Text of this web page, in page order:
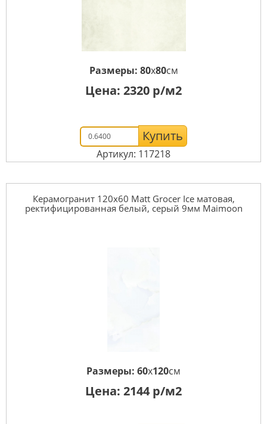
Размеры: 80x80см
Цена: 2320 р/м2
Купить
Артикул: 117218
Керамогранит 120x60 Matt Grocer Ice матовая,
ректифицированная белый, серый 9мм Maimoon
Размеры: 60x120см
Цена: 2144 р/м2